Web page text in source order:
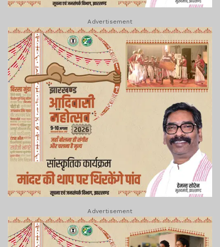
Advertisement
Advertisement